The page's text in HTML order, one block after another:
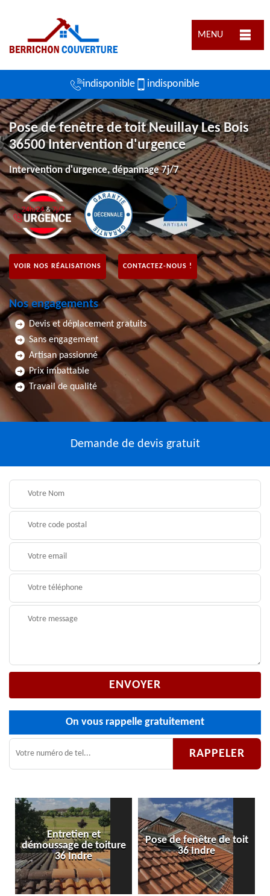
MENU
indisponible indisponible
Pose de fenêtre de toit Neuillay Les Bois
36500 Intervention d'urgence
Intervention d'urgence, dépannage 7j/7
VOIR NOS RÉALISATIONS CONTACTEZ-NOUS !
Nos engagements
Devis et déplacement gratuits
Sans engagement
Artisan passionné
Prix imbattable
Travail de qualité
Demande de devis gratuit
On vous rappelle gratuitement
Entretien et
démoussage de toiture
36 Indre
Pose de fenêtre de toit
36 Indre